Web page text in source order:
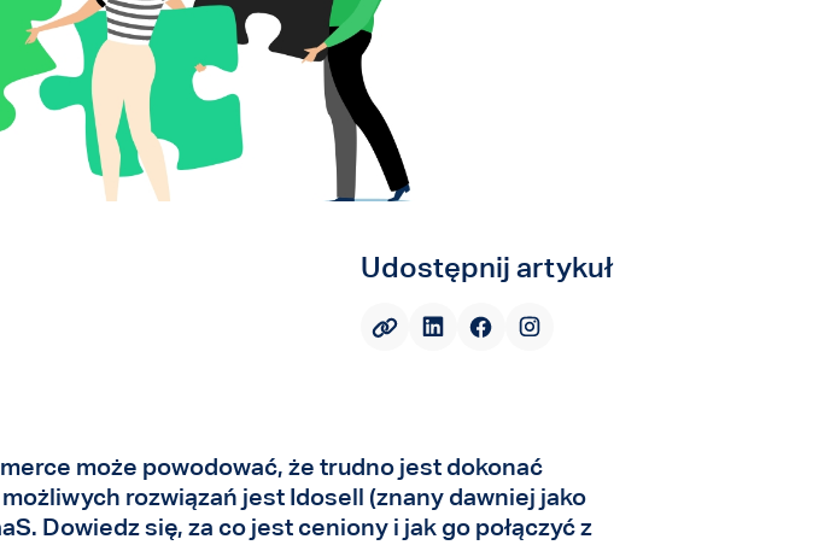
Udostępnij artykuł
może powodować, że trudno jest dokonać
rozwiązań jest Idosell (znany dawniej jako
Dowiedz się, za co jest ceniony i jak go połączyć z